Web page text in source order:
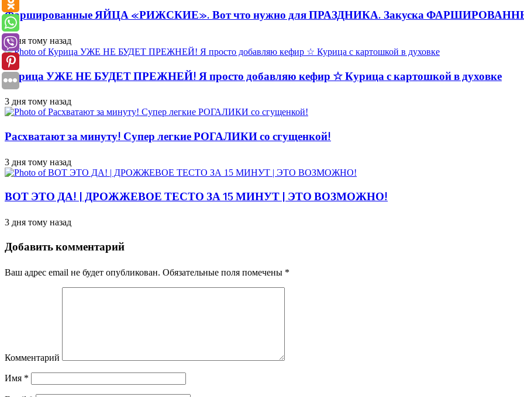
Фаршированные ЯЙЦА «РИЖСКИЕ». Вот что нужно для ПРАЗДНИКА. Закуска
3 дня тому назад
Курица УЖЕ НЕ БУДЕТ ПРЕЖНЕЙ! Я просто добавляю кефир ☆ Курица с картошкой в духовке
3 дня тому назад
Расхватают за минуту! Супер легкие РОГАЛИКИ со сгущенкой!
3 дня тому назад
ВОТ ЭТО ДА! | ДРОЖЖЕВОЕ ТЕСТО ЗА 15 МИНУТ | ЭТО ВОЗМОЖНО!
3 дня тому назад
Добавить комментарий
Ваш адрес email не будет опубликован. Обязательные поля помечены *
Комментарий
Имя *